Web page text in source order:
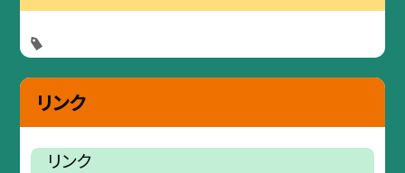
リンク
リンク